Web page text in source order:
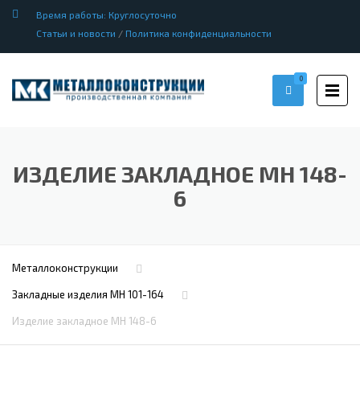
Время работы: Круглосуточно
Статьи и новости / Политика конфиденциальности
0
ИЗДЕЛИЕ ЗАКЛАДНОЕ МН 148-
6
Металлоконструкции
Закладные изделия МН 101-164
Изделие закладное МН 148-6